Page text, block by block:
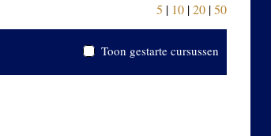
5 | 10|20|50
Toon gestarte cursussen